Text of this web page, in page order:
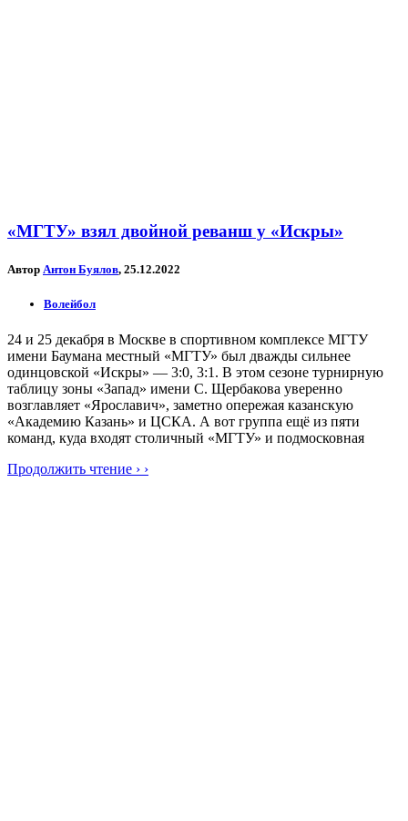
«МГТУ» взял двойной реванш у «Искры»
Автор Антон Буялов, 25.12.2022
Волейбол
24 и 25 декабря в Москве в спортивном комплексе МГТУ
имени Баумана местный «МГТУ» был дважды сильнее
одинцовской «Искры» — 3:0, 3:1. В этом сезоне турнирную
таблицу зоны «Запад» имени С. Щербакова уверенно
возглавляет «Ярославич», заметно опережая казанскую
«Академию Казань» и ЦСКА. А вот группа ещё из пяти
команд, куда входят столичный «МГТУ» и подмосковная
Продолжить чтение › ›